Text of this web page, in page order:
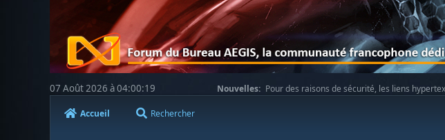
07 Août 2026 à 04:00:19 Nouvelles: Pour des raisons de sécurité, les liens
Accueil
Rechercher